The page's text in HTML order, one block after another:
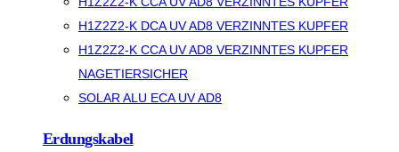
H1Z2Z2-K DCA UV AD8 VERZINNTES KUPFER
H1Z2Z2-K CCA UV AD8 VERZINNTES KUPFER
NAGETIERSICHER
SOLAR ALU ECA UV AD8
Erdungskabel